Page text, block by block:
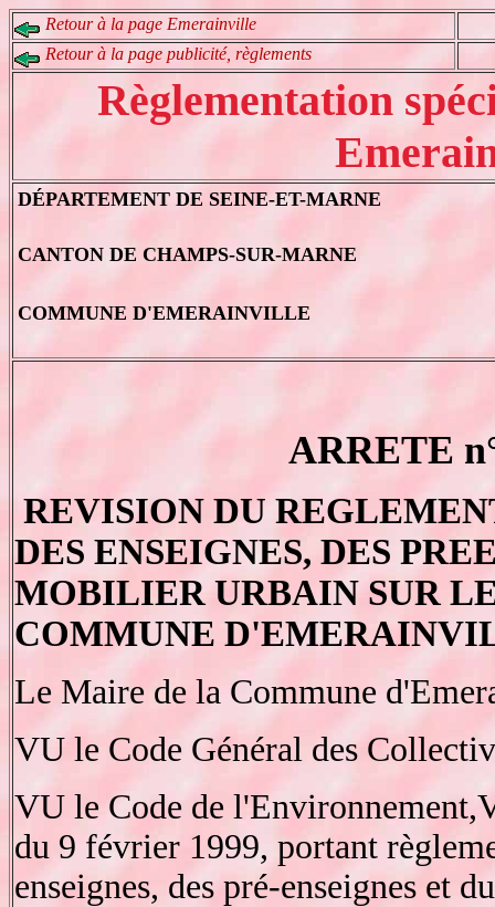
Retour à la page Emerainville
Retour à la page publicité, règlements
Règlementation
DÉPARTEMENT DE SEINE-ET-MARNE
CANTON DE CHAMPS-SUR-MARNE
COMMUNE D'EMERAINVILLE
ARRETE
REVISION DU
DES ENSEIGNES, DES
MOBILIER URBAIN SUR
COMMUNE
Le Maire de la Commune
VU le Code Général des
VU le Code de
du 9 février 1999, portant
enseignes, des pré-enseignes et